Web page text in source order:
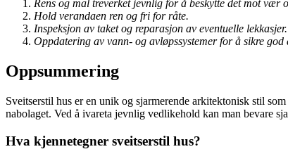
Rens og mal treverket jevnlig for å beskytte det mot vær
Hold verandaen ren og fri for råte.
Inspeksjon av taket og reparasjon av eventuelle lekkasjer.
Oppdatering av vann- og avløpssystemer for å sikre god
Oppsummering
Sveitserstil hus er en unik og sjarmerende arkitektonisk stil
nabolaget. Ved å ivareta jevnlig vedlikehold kan man bevare
Hva kjennetegner sveitserstil hus?